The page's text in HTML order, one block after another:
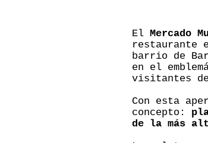
El Mercado
restaurante
barrio de
en el
visitantes
Con esta
concepto:
de la más